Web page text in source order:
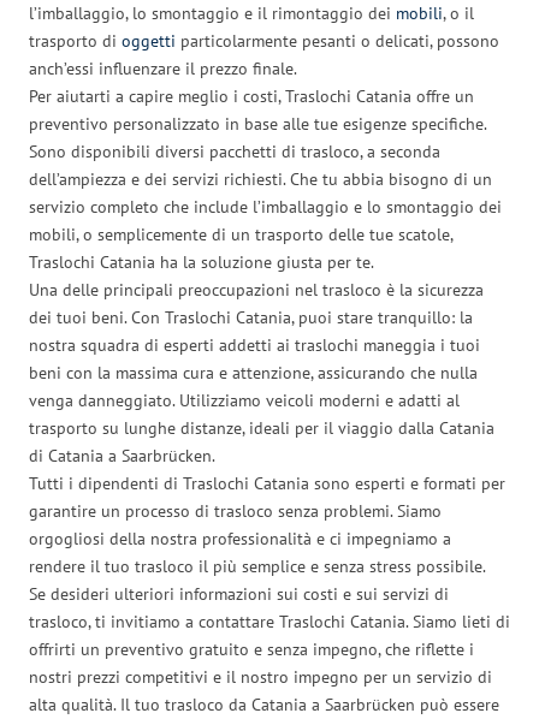
l’imballaggio, lo smontaggio e il rimontaggio dei mobili, o il
trasporto di oggetti particolarmente pesanti o delicati, possono
anch’essi influenzare il prezzo finale.
Per aiutarti a capire meglio i costi, Traslochi Catania offre un
preventivo personalizzato in base alle tue esigenze specifiche.
Sono disponibili diversi pacchetti di trasloco, a seconda
dell’ampiezza e dei servizi richiesti. Che tu abbia bisogno di un
servizio completo che include l’imballaggio e lo smontaggio dei
mobili, o semplicemente di un trasporto delle tue scatole,
Traslochi Catania ha la soluzione giusta per te.
Una delle principali preoccupazioni nel trasloco è la sicurezza
dei tuoi beni. Con Traslochi Catania, puoi stare tranquillo: la
nostra squadra di esperti addetti ai traslochi maneggia i tuoi
beni con la massima cura e attenzione, assicurando che nulla
venga danneggiato. Utilizziamo veicoli moderni e adatti al
trasporto su lunghe distanze, ideali per il viaggio dalla Catania
di Catania a Saarbrücken.
Tutti i dipendenti di Traslochi Catania sono esperti e formati per
garantire un processo di trasloco senza problemi. Siamo
orgogliosi della nostra professionalità e ci impegniamo a
rendere il tuo trasloco il più semplice e senza stress possibile.
Se desideri ulteriori informazioni sui costi e sui servizi di
trasloco, ti invitiamo a contattare Traslochi Catania. Siamo lieti di
offrirti un preventivo gratuito e senza impegno, che riflette i
nostri prezzi competitivi e il nostro impegno per un servizio di
alta qualità. Il tuo trasloco da Catania a Saarbrücken può essere